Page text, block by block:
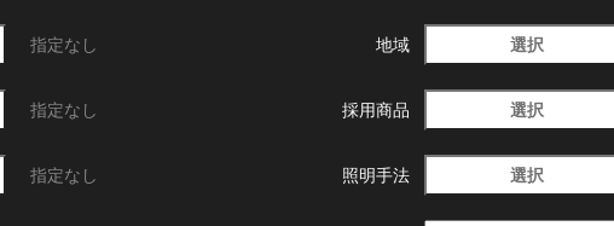
指定なし 地域 選択
指定なし 採用商品 選択
指定なし 照明手法 選択